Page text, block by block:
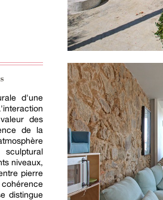
d'une
des
de la
niveaux,
pierre
distingue